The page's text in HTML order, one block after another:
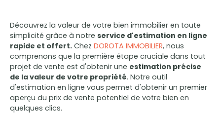
Découvrez la valeur de votre bien immobilier en toute
simplicité grâce à notre service d'estimation en ligne
rapide et offert. Chez DOROTA IMMOBILIER, nous
comprenons que la première étape cruciale dans tout
projet de vente est d'obtenir une estimation précise
de la valeur de votre propriété. Notre outil
d'estimation en ligne vous permet d'obtenir un premier
aperçu du prix de vente potentiel de votre bien en
quelques clics.